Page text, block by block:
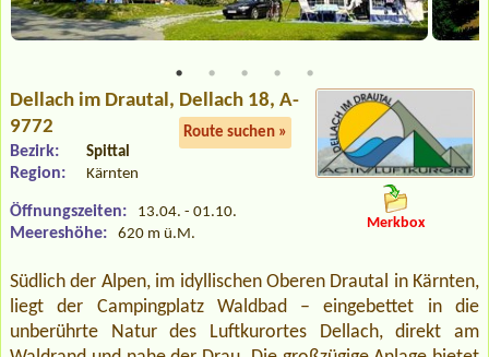
Dellach im Drautal , Dellach 18, A-
9772
Route suchen »
Bezirk: Spittal
Region: Kärnten
Öffnungszeiten: 13.04. - 01.10.
Meereshöhe: 620 m ü.M.
Merkbox
Südlich der Alpen, im idyllischen Oberen Drautal in Kärnten,
liegt der Campingplatz Waldbad – eingebettet in die
unberührte Natur des Luftkurortes Dellach, direkt am